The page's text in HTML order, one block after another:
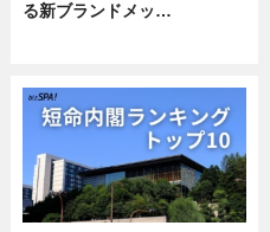
る新ブランドメッ…